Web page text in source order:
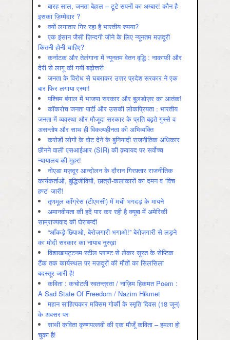
बारह साल, जनता बेहाल – टूटे सपनों का अम्बार! कौन है
इसका ज़िम्मेदार ?
क्यों लगातार गिर रहा है भारतीय रुपया?
एक इंसान जैसी ज़िन्दगी जीने के लिए न्यूनतम मज़दूरी
कितनी होनी चाहिए?
कर्नाटक और तेलंगाना में न्यूनतम वेतन वृद्धि : नाकाफ़ी और
देरी से लागू की गयी बढ़ोत्तरी
जनता के विरोध से घबराकर उत्तर प्रदेश सरकार ने एक
बार फिर लगाया एस्मा!
पश्चिम बंगाल में भाजपा सरकार और बुलडोज़र का आतंक!
कॉकरोच जनता पार्टी और उसकी लोकप्रियता : भारतीय
जनता में व्‍यवस्‍था और मौजूदा सरकार के प्रति बढ़ते गुस्‍से व
असन्‍तोष और साथ ही विकल्‍पहीनता की अभिव्‍यक्ति
करोड़ों लोगों के वोट देने के बुनियादी राजनीतिक अधिकार
छीनने वाली एसआईआर (SIR) की क़वायद पर सर्वोच्च
न्यायालय की मुहर!
नोएडा मज़दूर आन्दोलन के दौरान गिरफ़्तार राजनीतिक
कार्यकर्ताओं, बुद्धिजीवियों, छात्रों-कलाकारों का दमन व ‘विच
हण्ट’ जारी!
तृणमूल काँग्रेस (टीएमसी) में मची भगदड़ के मायने
अमानवीयता की हदें पार कर रही है क्यूबा में अमेरिकी
साम्राज्यवाद की घेराबन्दी
“आँकड़े छिपाओ, बेरोज़गारी भगाओ!” बेरोज़गारी से लड़ने
का मोदी सरकार का नायाब नुस्ख़ा
विशाखापट्टनम स्टील प्लाण्ट से लेकर सूरत के सेप्टिक
टैंक तक कार्यस्थल पर मज़दूरों की मौतों का सिलसिला
बदस्तूर जारी है!
कविता : कचोटती स्वतन्त्रता / नाज़िम हिकमत Poem :
A Sad State Of Freedom / Nazim Hikmet
महान साहित्यकार मक्सिम गोर्की के स्मृति दिवस (18 जून)
के अवसर पर
साथी कविता कृष्णपल्लवी की एक मौजूँ कविता – हमला हो
चुका है!